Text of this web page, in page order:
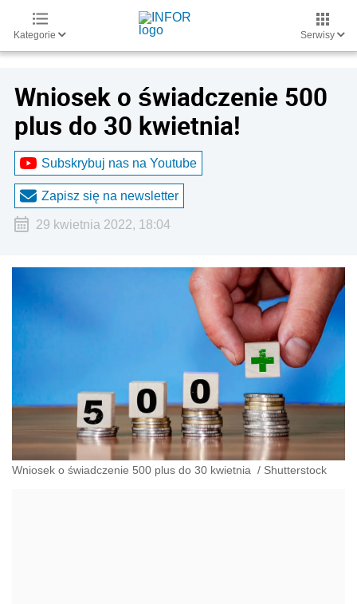
Kategorie Serwisy
Wniosek o świadczenie 500
plus do 30 kwietnia!
Subskrybuj nas na Youtube
Zapisz się na newsletter
29 kwietnia 2022, 18:04
Wniosek o świadczenie 500 plus do 30 kwietnia / Shutterstock